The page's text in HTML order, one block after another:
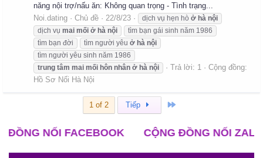
năng nội trợ/nấu ăn: Không quan trọng - Tình trạng...
Noi.dating
Chủ đề 22/8/23 dịch vụ hẹn hò ở hà nội
dịch vụ mai mối ở hà nội
tìm bạn gái sinh năm 1986
tìm bạn đời
tìm người yêu ở hà nội
tìm người yêu sinh năm 1986
trung tâm mai mối hôn nhân ở hà nội Trả lời: 1
Cộng đồng:
Hồ Sơ Nối Hà Nội
1 of 2 Tiếp
NỐI FACEBOOK CỘNG ĐỒNG NỐI ZALO